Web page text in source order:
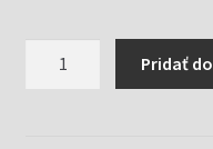
Pridať